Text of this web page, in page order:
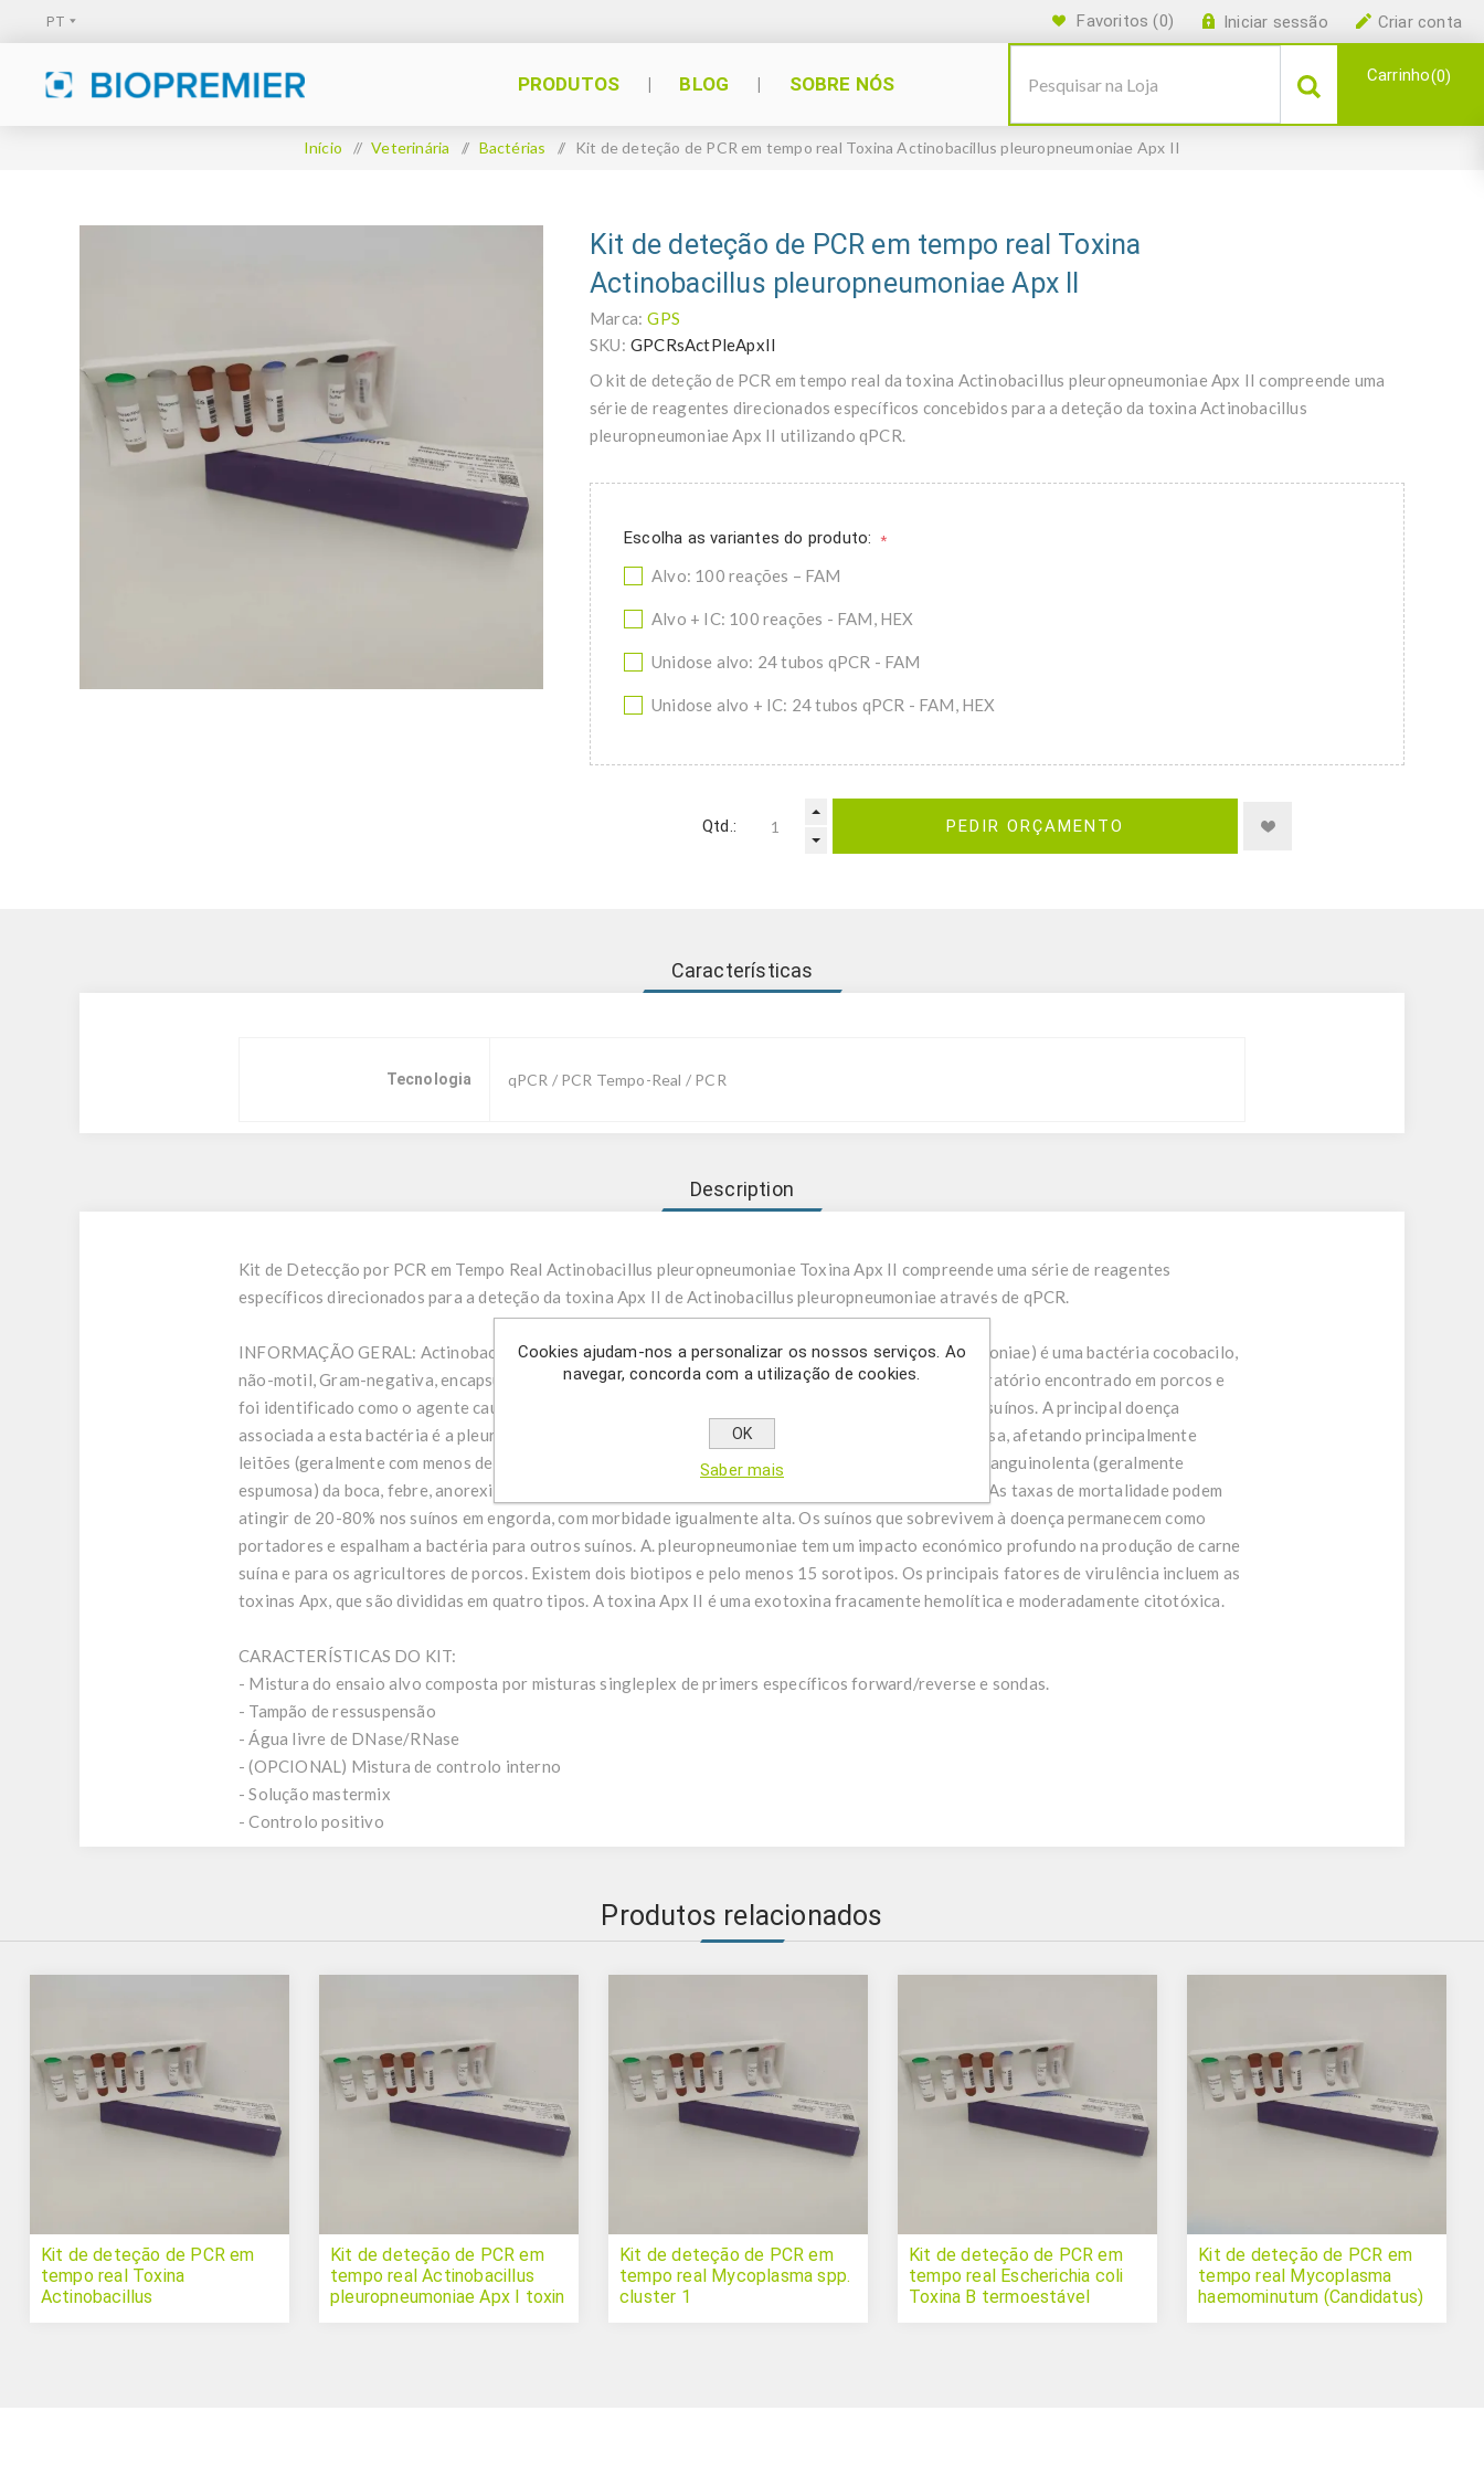
Criar conta
Iniciar sessão
Favoritos (0)
PRODUTOS BLOG SOBRE NÓS Carrinho 0
Início / Veterinária / Bactérias / Kit de deteção de PCR em tempo real Toxina Actinobacillus pleuropneumoniae Apx II
Kit de deteção de PCR em tempo real Toxina
Actinobacillus pleuropneumoniae Apx II
Marca: GPS
SKU: GPCRsActPleApxII
O kit de deteção de PCR em tempo real da toxina Actinobacillus pleuropneumoniae Apx II compreende uma
série de reagentes direcionados específicos concebidos para a deteção da toxina Actinobacillus
pleuropneumoniae Apx II utilizando qPCR.
Escolha as variantes do produto: *
Alvo: 100 reações – FAM
Alvo + IC: 100 reações - FAM, HEX
Unidose alvo: 24 tubos qPCR - FAM
Unidose alvo + IC: 24 tubos qPCR - FAM, HEX
Qtd.: PEDIR ORÇAMENTO
Características
Tecnologia qPCR / PCR Tempo-Real / PCR
Description
Kit de Detecção por PCR em Tempo Real Actinobacillus pleuropneumoniae Toxina Apx II compreende uma série de reagentes
específicos direcionados para a deteção da toxina Apx II de Actinobacillus pleuropneumoniae através de qPCR.
INFORMAÇÃO GERAL: Actinobacillus pleuropneumoniae (anteriormente Haemophilus pleuropneumoniae) é uma bactéria cocobacilo,
não-motil, Gram-negativa, encapsulada, pertencente à família Pasteurellaceae. É um patógeno respiratório encontrado em porcos e
foi identificado como o agente causador de até 20% de todos os casos de pneumonia bacteriana em suínos. A principal doença
associada a esta bactéria é a pleuropneumonia porcina, uma doença respiratória altamente contagiosa, afetando principalmente
leitões (geralmente com menos de 6 meses). Os sintomas incluem dificuldade respiratória, secreção sanguinolenta (geralmente
espumosa) da boca, febre, anorexia, diarreia leve, cianose, letargia e aborto espontâneo nas porcas. As taxas de mortalidade podem
atingir de 20-80% nos suínos em engorda, com morbidade igualmente alta. Os suínos que sobrevivem à doença permanecem como
portadores e espalham a bactéria para outros suínos. A. pleuropneumoniae tem um impacto económico profundo na produção de carne
suína e para os agricultores de porcos. Existem dois biotipos e pelo menos 15 sorotipos. Os principais fatores de virulência incluem as
toxinas Apx, que são divididas em quatro tipos. A toxina Apx II é uma exotoxina fracamente hemolítica e moderadamente citotóxica.
CARACTERÍSTICAS DO KIT:
- Mistura do ensaio alvo composta por misturas singleplex de primers específicos forward/reverse e sondas.
- Tampão de ressuspensão
- Água livre de DNase/RNase
- (OPCIONAL) Mistura de controlo interno
- Solução mastermix
- Controlo positivo
Produtos relacionados
Kit de deteção de PCR em
tempo real Toxina
Actinobacillus
Kit de deteção de PCR em
tempo real Actinobacillus
pleuropneumoniae Apx I toxin
Kit de deteção de PCR em
tempo real Mycoplasma spp.
cluster 1
Kit de deteção de PCR em
tempo real Escherichia coli
Toxina B termoestável
Kit de deteção de PCR em
tempo real Mycoplasma
haemominutum (Candidatus)
Cookies ajudam-nos a personalizar os nossos serviços. Ao
navegar, concorda com a utilização de cookies.
OK
Saber mais